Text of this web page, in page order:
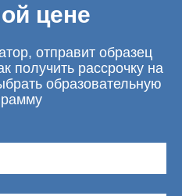
цене
отправит образец
получить рассрочку на
образовательную